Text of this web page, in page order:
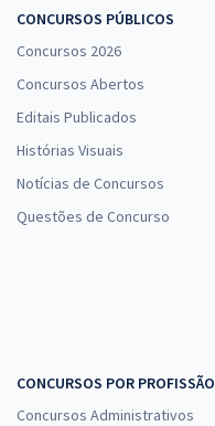
CONCURSOS PÚBLICOS
Concursos 2026
Concursos Abertos
Editais Publicados
Histórias Visuais
Notícias de Concursos
Questões de Concurso
CONCURSOS POR PROFISSÃO
Concursos Administrativos